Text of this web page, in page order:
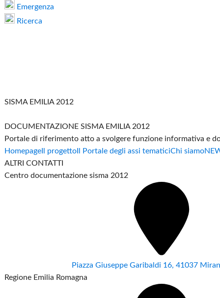
Emergenza
Ricerca
SISMA EMILIA 2012
DOCUMENTAZIONE SISMA EMILIA 2012
Portale di riferimento atto a svolgere funzione informativa e
Homepage Il progetto Il Portale degli assi tematiciChi siamo
ALTRI CONTATTI
Centro documentazione sisma 2012
Piazza Giuseppe Garibaldi 16, 41037
Regione Emilia Romagna